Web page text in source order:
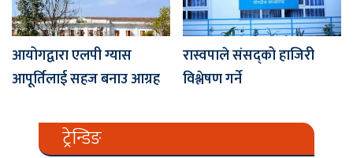
आयोगद्वारा एलपी ग्यास
आपूर्तिलाई सहज बनाउ आग्रह
रास्वपाले संसद्को हाजिरी
विश्लेषण गर्ने
ट्रेन्डिङ